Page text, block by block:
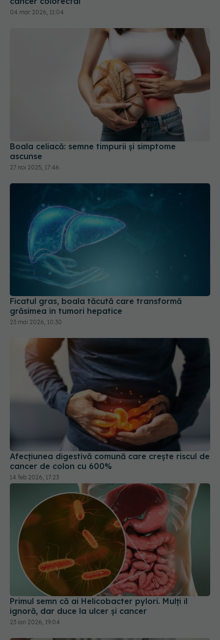
Boala celiacă: semne timpurii și simptome
Ficatul gras, boala tăcută care transformă
grăsimea în tumori hepatice
Afecțiunea digestivă comună care crește riscul de
cancer de colon cu 600%
Primul semn că ai Helicobacter pylori. Mulți îl
ignoră, dar duce la ulcer și cancer
23 ian 2026, 19:04